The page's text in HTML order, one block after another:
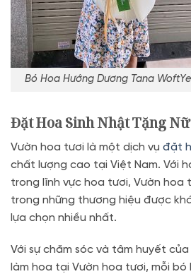
Bó Hoa Hướng Dương Tana
Đặt Hoa Sinh Nhật Tặng
Vườn hoa tươi là một dịch vụ đặt
chất lượng cao tại Việt Nam. Với
trong lĩnh vực hoa tươi, Vườn
trong những thương hiệu được
lựa chọn nhiều nhất.
Với sự chăm sóc và tâm huyết
làm hoa tại Vườn hoa tươi, mỗi